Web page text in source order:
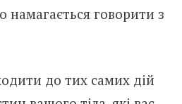
намагається говорити з
до тих самих дій